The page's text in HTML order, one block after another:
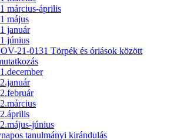
március-április
május
január
június
21-0131 Törpék és óriások között
június
tanulmányi kirándulás